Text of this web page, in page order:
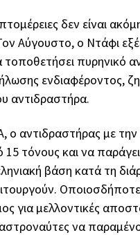
δεν είναι
Αύγουστο, ο Ντάφι
πυρηνικό
ενδιαφέροντος,
αντιδραστήρα.
ο αντιδραστήρας με
15 τόνους και να
βάση κατά τη
για μελλοντικές
να